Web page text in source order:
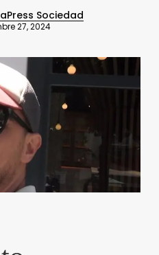
Sociedad
27, 2024